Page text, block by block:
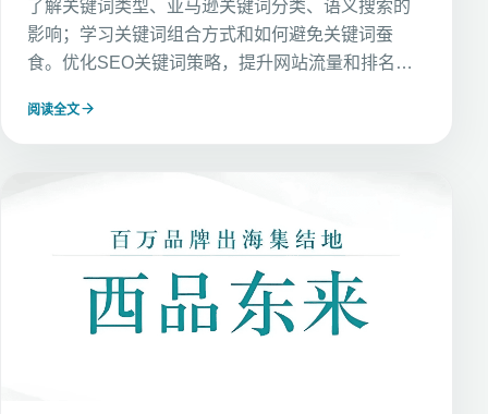
了解关键词类型、亚马逊关键词分类、语义搜索的
影响；学习关键词组合方式和如何避免关键词蚕
食。优化SEO关键词策略，提升网站流量和排名，
阅读全文